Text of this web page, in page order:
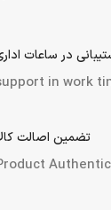
در ساعات
in work
تضمین اصالت